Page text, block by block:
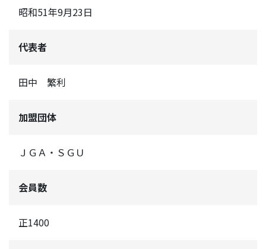
昭和51年9月23日
代表者
田中 繁利
加盟団体
ＪＧＡ・ＳＧＵ
会員数
正1400